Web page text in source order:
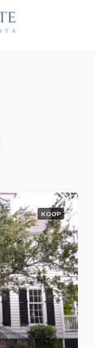
KOOP